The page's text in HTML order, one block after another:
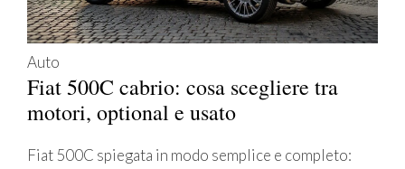
Auto
Fiat 500C cabrio: cosa scegliere tra
motori, optional e usato
Fiat 500C spiegata in modo semplice e completo: